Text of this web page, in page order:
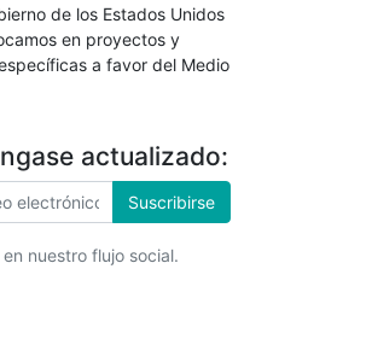
de los Estados Unidos
en proyectos y
a favor del Medio
actualizado:
Suscribirse
nuestro flujo social.